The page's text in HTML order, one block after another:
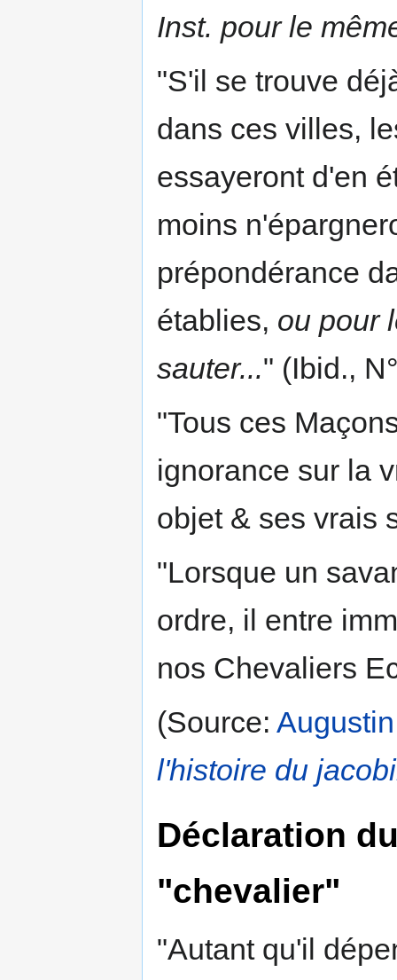
Inst. pour le
"S'il se trouve
dans ces villes,
essayeront d'en
moins
prépondérance
établies, ou pour
sauter..." (Ibid.,
"Tous ces
ignorance sur la
objet & ses vrais
"Lorsque un
ordre, il entre
nos Chevaliers
(Source:
l'histoire du
Déclaration
"chevalier"
"Autant qu'il